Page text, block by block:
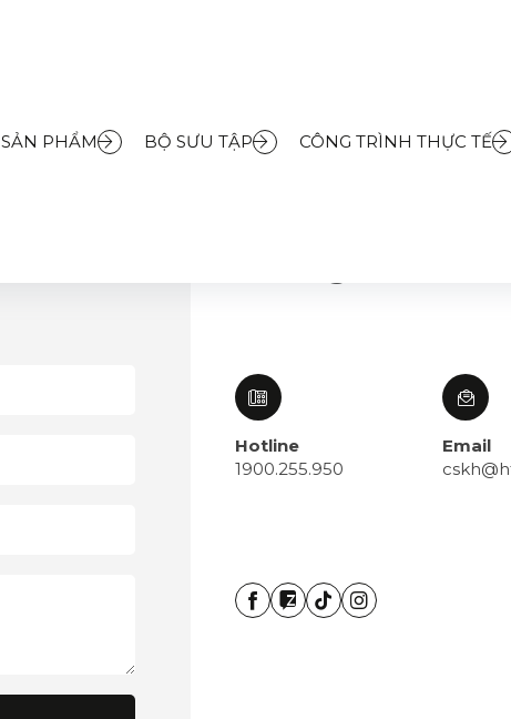
SẢN PHẨM BỘ SƯU TẬP CÔNG TRÌNH THỰC TẾ
Hotline
1900.255.950
Email